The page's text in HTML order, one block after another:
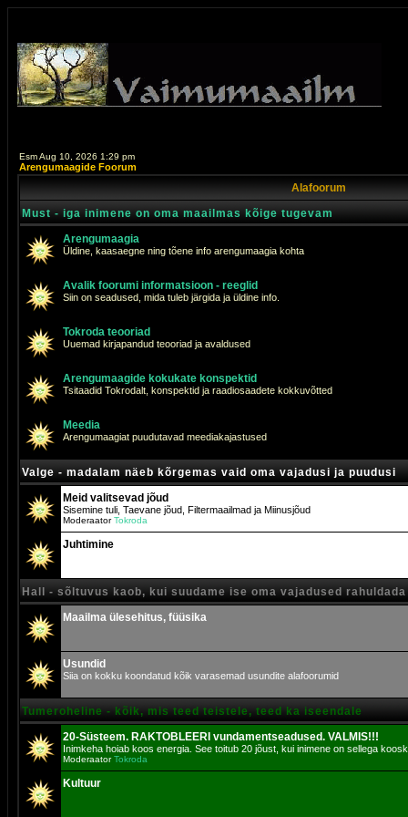
Esm Aug 10, 2026 1:29 pm
Arengumaagide Foorum
Alafoorum
Must - iga inimene on oma maailmas kõige tugevam
Arengumaagia
Üldine, kaasaegne ning tõene info arengumaagia kohta
Avalik foorumi informatsioon - reeglid
Siin on seadused, mida tuleb järgida ja üldine info.
Tokroda teooriad
Uuemad kirjapandud teooriad ja avaldused
Arengumaagide kokukate konspektid
Tsitaadid Tokrodalt, konspektid ja raadiosaadete kokkuvõtted
Meedia
Arengumaagiat puudutavad meediakajastused
Valge - madalam näeb kõrgemas vaid oma vajadusi ja puudusi
Meid valitsevad jõud
Sisemine tuli, Taevane jõud, Filtermaailmad ja Miinusjõud
ModeraatorTokroda
Juhtimine
Hall - sõltuvus kaob, kui suudame ise oma vajadused rahuldada
Maailma ülesehitus, füüsika
Usundid
Siia on kokku koondatud kõik varasemad usundite alafoorumid
Tumeroheline - kõik, mis teed teistele, teed ka iseendale
20-Süsteem. RAKTOBLEERI vundamentseadused. VALMIS!!!
Inimkeha hoiab koos energia. See toitub 20 jõust, kui inimene on sellega
ModeraatorTokroda
Kultuur